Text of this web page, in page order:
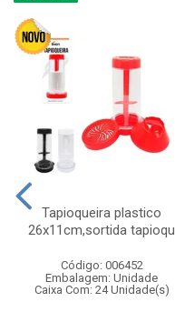
Tapioqueira plastico
26x11cm,sortida tapioqu
Código: 006452
Embalagem: Unidade
Caixa Com: 24 Unidade(s)